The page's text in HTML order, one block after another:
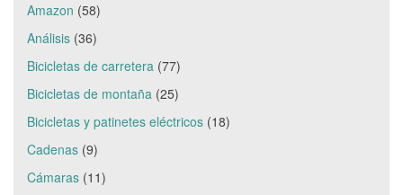
Amazon (58)
Análisis (36)
Bicicletas de carretera (77)
Bicicletas de montaña (25)
Bicicletas y patinetes eléctricos (18)
Cadenas (9)
Cámaras (11)